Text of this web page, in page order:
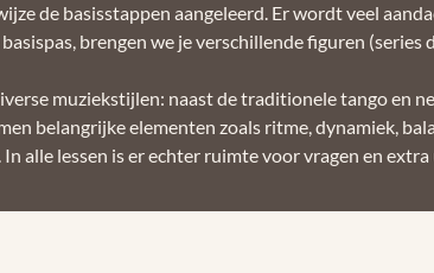
de basisstappen aangeleerd. Er wordt veel
brengen we je verschillende figuren (series
muziekstijlen: naast de traditionele tango en
belangrijke elementen zoals ritme, dynamiek,
alle lessen is er echter ruimte voor vragen en extra